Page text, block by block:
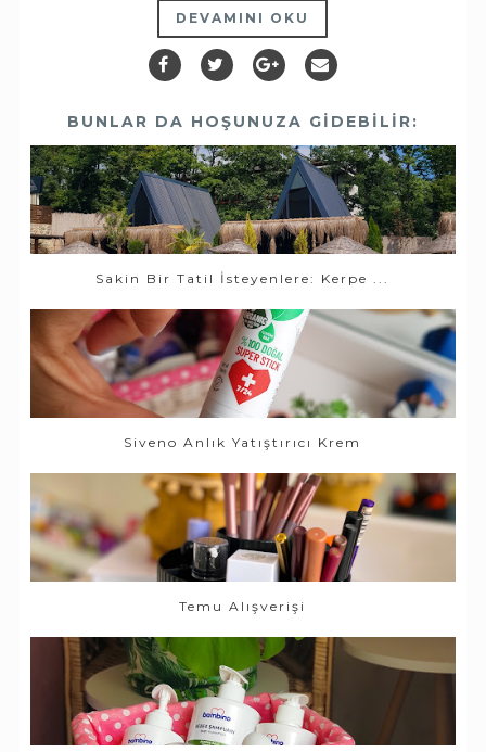
DEVAMINI OKU
BUNLAR DA HOŞUNUZA GIDEBILIR:
Sakin Bir Tatil İsteyenlere: Kerpe ...
Siveno Anlık Yatıştırıcı Krem
Temu Alışverişi